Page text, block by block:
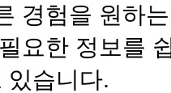
경험을 원하
요한 정보를
있습니다.